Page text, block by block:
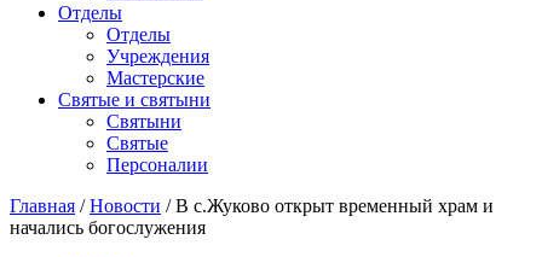
Отделы
Отделы
Учреждения
Мастерские
Святые и святыни
Cвятыни
Cвятые
Персоналии
Главная /Новости /В с.Жуково открыт временный храм и
начались богослужения